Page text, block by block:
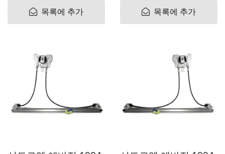
9221-H5 9221...
목록에 추가
1484119080 1488559080
9222-H3 9222...
목록에 추가